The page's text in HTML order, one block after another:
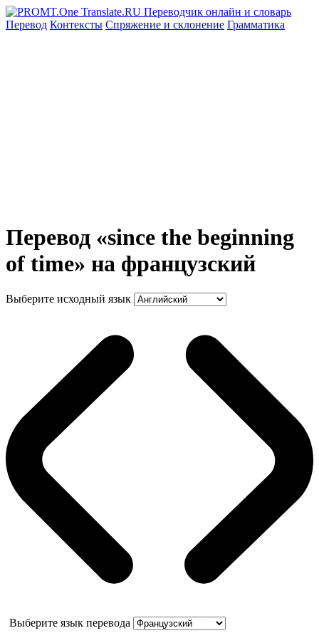
Перевод Контексты Спряжение и склонение Грамматика
Перевод «since the beginning
of time» на французский
Выберите исходный язык
Выберите язык перевода